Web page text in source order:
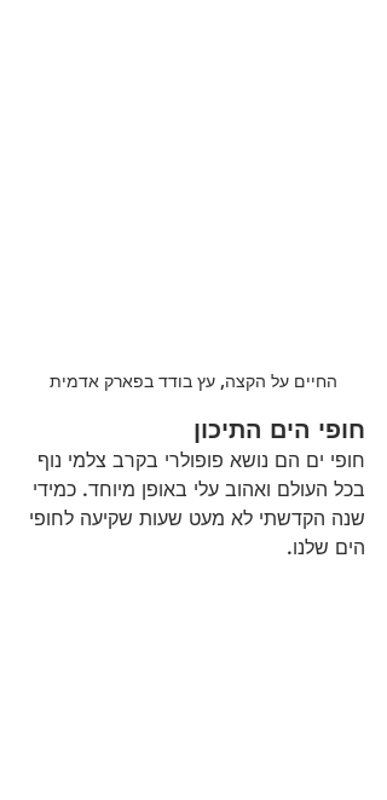
החיים על הקצה, עץ בודד בפארק אדמית
חופי הים התיכון
חופי ים הם נושא פופולרי בקרב צלמי נוף
בכל העולם ואהוב עלי באופן מיוחד. כמידי
שנה הקדשתי לא מעט שעות שקיעה לחופי
הים שלנו.